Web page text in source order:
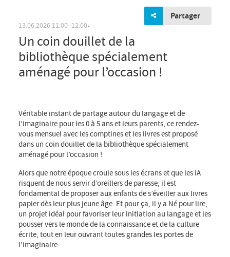
Partager
13.06.202611:00 12:00
Un coin douillet de la
bibliothèque spécialement
aménagé pour l’occasion !
Véritable instant de partage autour du langage et de
l’imaginaire pour les 0 à 5 ans et leurs parents, ce rendez-
vous mensuel avec les comptines et les livres est proposé
dans un coin douillet de la bibliothèque spécialement
aménagé pour l’occasion !
Alors que notre époque croule sous les écrans et que les IA
risquent de nous servir d’oreillers de paresse, il est
fondamental de proposer aux enfants de s’éveiller aux livres
papier dès leur plus jeune âge. Et pour ça, il y a Né pour lire,
un projet idéal pour favoriser leur initiation au langage et les
pousser vers le monde de la connaissance et de la culture
écrite, tout en leur ouvrant toutes grandes les portes de
l’imaginaire.